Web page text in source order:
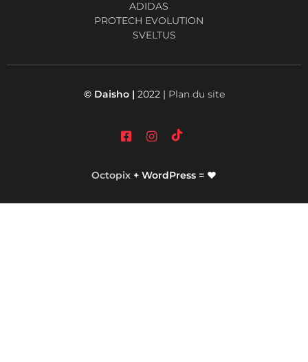
ADIDAS
PROTECH EVOLUTION
SVELTUS
© Daisho | 2022 | Plan du site
Octopix + WordPress = ❤